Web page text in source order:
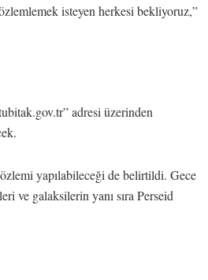
isteyen herkesi bekliyoruz,”
adresi üzerinden
yapılabileceği de belirtildi. Gece
ve galaksilerin yanı sıra Perseid